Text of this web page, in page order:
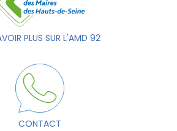
PLUS SUR L'AMD 92
CONTACT